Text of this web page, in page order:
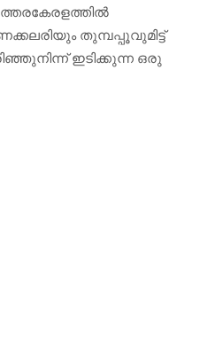
തുമ്പപ്പൂവുമിട്ട്
ഇടിക്കുന്ന ഒരു